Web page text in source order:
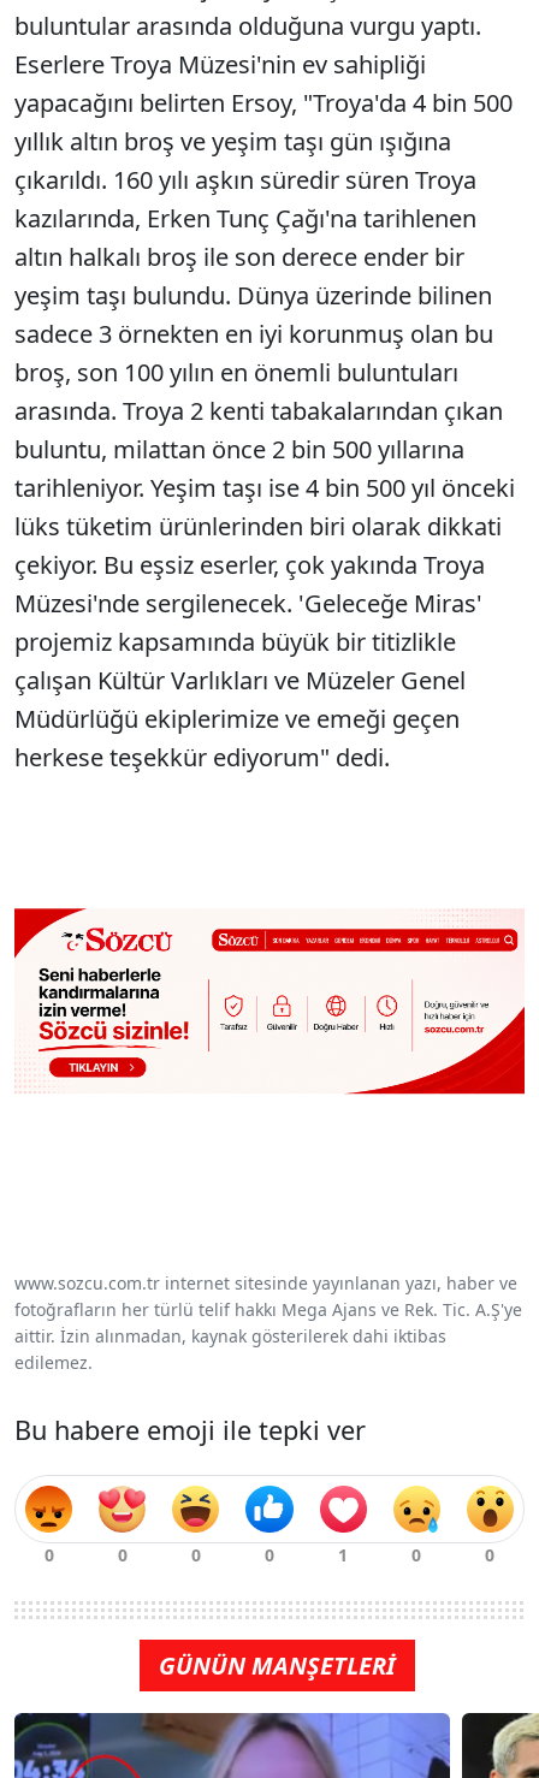
buluntular arasında olduğuna vurgu yaptı.
Eserlere Troya Müzesi'nin ev sahipliği
yapacağını belirten Ersoy, "Troya'da 4 bin 500
yıllık altın broş ve yeşim taşı gün ışığına
çıkarıldı. 160 yılı aşkın süredir süren Troya
kazılarında, Erken Tunç Çağı'na tarihlenen
altın halkalı broş ile son derece ender bir
yeşim taşı bulundu. Dünya üzerinde bilinen
sadece 3 örnekten en iyi korunmuş olan bu
broş, son 100 yılın en önemli buluntuları
arasında. Troya 2 kenti tabakalarından çıkan
buluntu, milattan önce 2 bin 500 yıllarına
tarihleniyor. Yeşim taşı ise 4 bin 500 yıl önceki
lüks tüketim ürünlerinden biri olarak dikkati
çekiyor. Bu eşsiz eserler, çok yakında Troya
Müzesi'nde sergilenecek. 'Geleceğe Miras'
projemiz kapsamında büyük bir titizlikle
çalışan Kültür Varlıkları ve Müzeler Genel
Müdürlüğü ekiplerimize ve emeği geçen
herkese teşekkür ediyorum" dedi.
www.sozcu.com.tr internet sitesinde yayınlanan yazı, haber ve
fotoğrafların her türlü telif hakkı Mega Ajans ve Rek. Tic. A.Ş'ye
aittir. İzin alınmadan, kaynak gösterilerek dahi iktibas
edilemez.
Bu habere emoji ile tepki ver
GÜNÜN MANŞETLERİ